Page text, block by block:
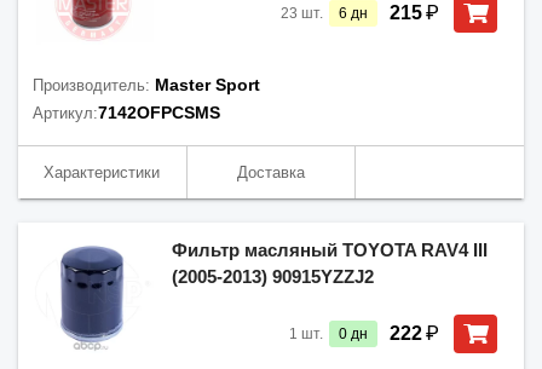
23 шт. 6 дн 215₽
Производитель: Master Sport
Артикул:7142OFPCSMS
Характеристики Доставка
Фильтр масляный TOYOTA RAV4 III
(2005-2013) 90915YZZJ2
1 шт. 0 дн 222₽